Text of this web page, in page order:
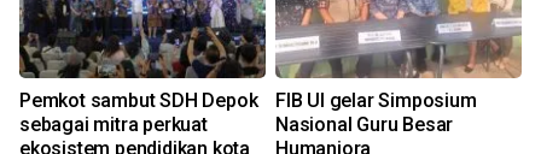
Pemkot sambut SDH Depok
sebagai mitra perkuat
ekosistem pendidikan kota
FIB UI gelar Simposium
Nasional Guru Besar
Humaniora